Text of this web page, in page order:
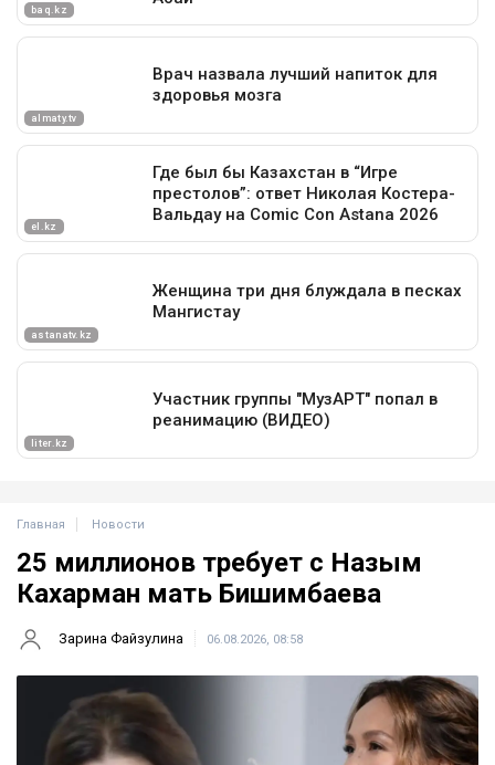
Главная Новости
25 миллионов требует с Назым
Кахарман мать Бишимбаева
Зарина Файзулина 06.08.2026, 08:58